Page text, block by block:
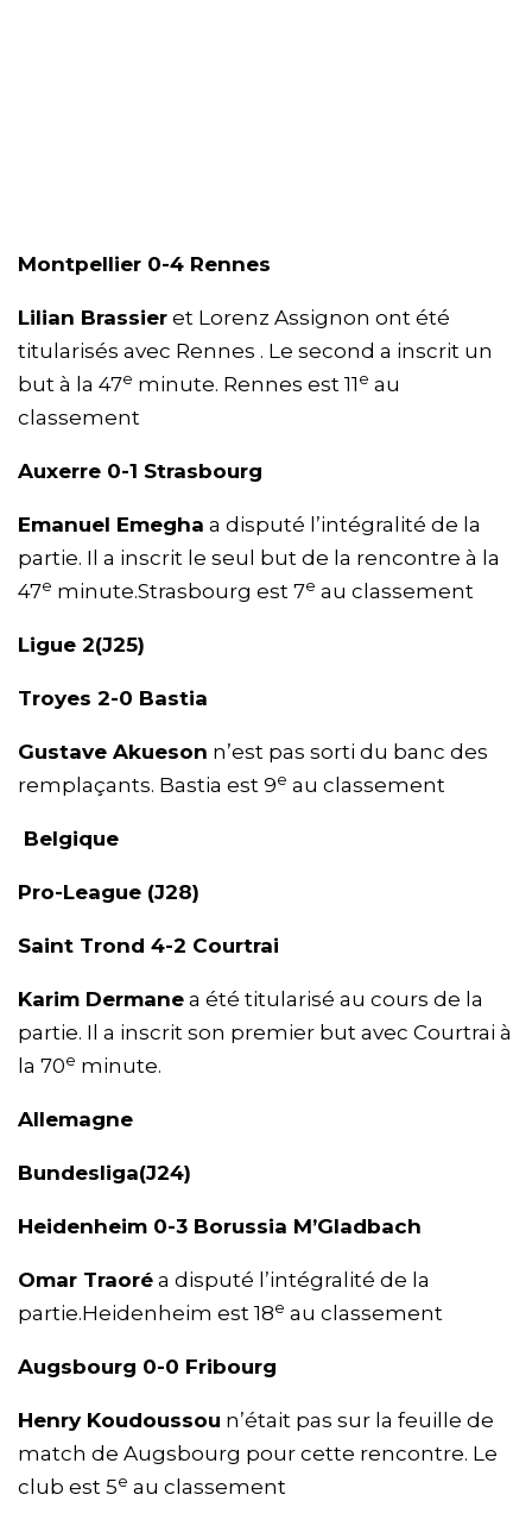
Montpellier 0-4 Rennes
Lilian Brassier et Lorenz Assignon ont été
titularisés avec Rennes . Le second a inscrit un
but à la 47e minute. Rennes est 11 e au
classement
Auxerre 0-1 Strasbourg
Emanuel Emegha a disputé l’intégralité de la
partie. Il a inscrit le seul but de la rencontre à la
47e minute.Strasbourg est 7e au classement
Ligue 2(J25)
Troyes 2-0 Bastia
Gustave Akueson n’est pas sorti du banc des
remplaçants. Bastia est 9e au classement
Belgique
Pro-League (J28)
Saint Trond 4-2 Courtrai
Karim Dermane a été titularisé au cours de la
partie. Il a inscrit son premier but avec Courtrai à
la 70e minute.
Allemagne
Bundesliga(J24)
Heidenheim 0-3 Borussia M’Gladbach
Omar Traoré a disputé l’intégralité de la
partie.Heidenheim est 18e au classement
Augsbourg 0-0 Fribourg
Henry Koudoussou n’était pas sur la feuille de
match de Augsbourg pour cette rencontre. Le
club est 5e au classement